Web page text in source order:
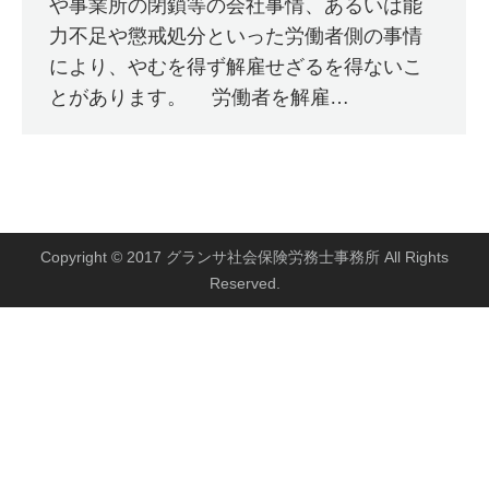
や事業所の閉鎖等の会社事情、あるいは能
力不足や懲戒処分といった労働者側の事情
により、やむを得ず解雇せざるを得ないこ
とがあります。 労働者を解雇…
Copyright © 2017 グランサ社会保険労務士事務所 All Rights
Reserved.